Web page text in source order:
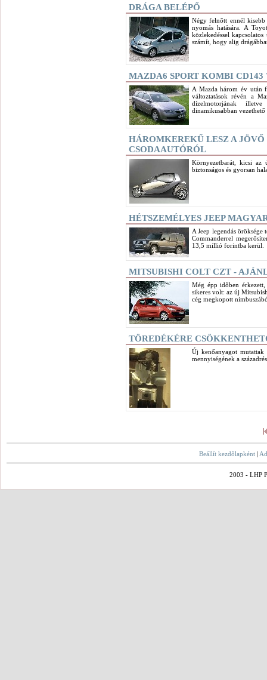
DRÁGA BELÉPŐ
Négy felnőtt ennél
nyomás hatására. A
közlekedéssel
számít, hogy alig
MAZDA6 SPORT KOMBI CD143
A Mazda három év után
változtatások révén a
dízelmotorjának
dinamikusabban vezethető
HÁROMKEREKŰ LESZ A
CSODAAUTÓRÓL
Környezetbarát, kicsi az
biztonságos és gyorsan
HÉTSZEMÉLYES JEEP
A Jeep legendás
Commanderrel
13,5 millió forintba kerül.
MITSUBISHI COLT CZT -
Még épp időben
sikeres volt: az új
cég megkopott
TÖREDÉKÉRE
Új kenőanyagot
mennyiségének a
Beállít kezdőlapként |
2003 - LHP